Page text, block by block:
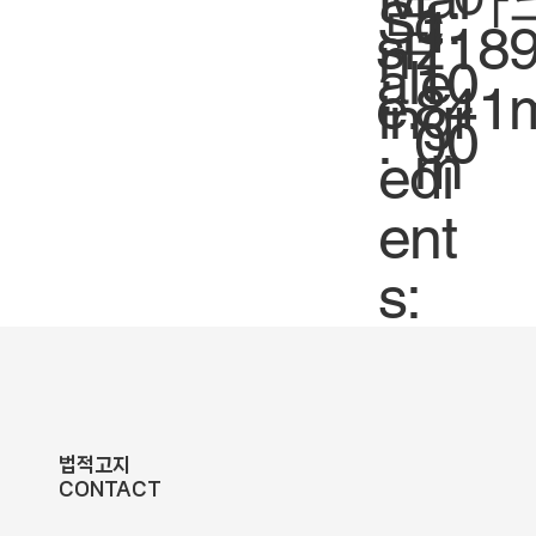
도
:
1
n
ingr
edi
ent
s:
Sc
ale
.
1:
10
00
siz
e.
m
법적고지
CONTACT